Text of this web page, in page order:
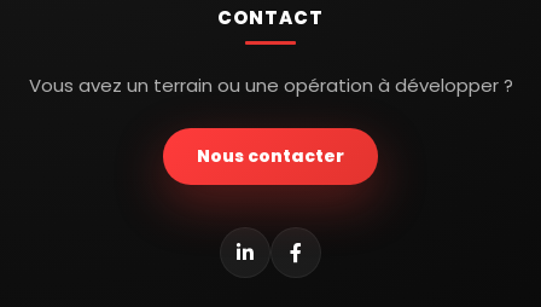
CONTACT
Vous avez un terrain ou une opération à développer ?
Nous contacter